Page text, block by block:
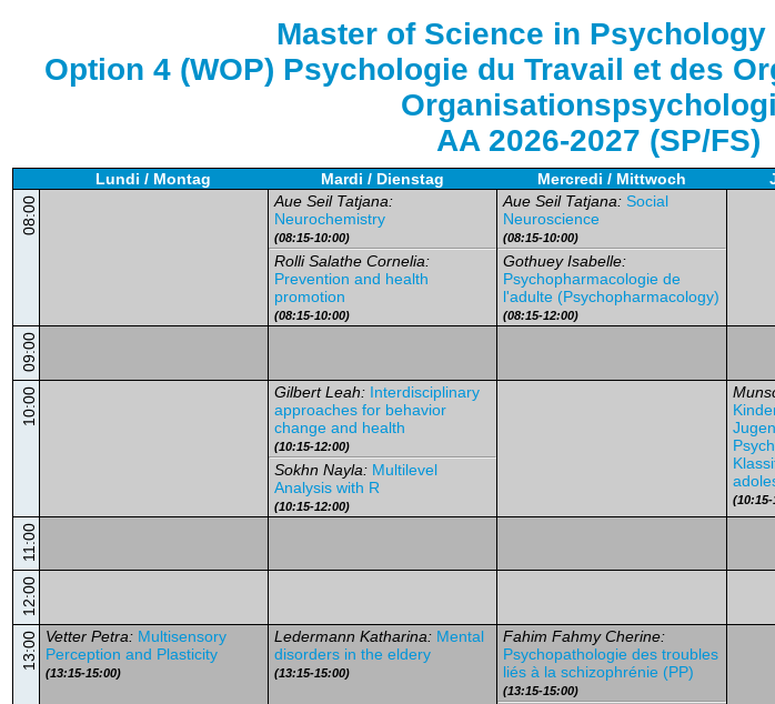
Master of Science in Psychology
Option 4 (WOP) Psychologie du Travail et des
AA 2026-2027 (SP/FS)
Lundi / Montag Mardi / Dienstag Mercredi / Mittwoch
08:00
Aue Seil Tatjana:
Neurochemistry
(08:15-10:00)
Rolli Salathe Cornelia:
Prevention and health
promotion
(08:15-10:00)
Aue Seil Tatjana: Social
Neuroscience
(08:15-10:00)
Gothuey Isabelle:
Psychopharmacologie de
l'adulte (Psychopharmacology)
(08:15-12:00)
09:00
10:00
Gilbert Leah: Interdisciplinary
approaches for behavior
change and health
(10:15-12:00)
Sokhn Nayla: Multilevel
Analysis with R
(10:15-12:00)
11:00
12:00
13:00
Vetter Petra: Multisensory
Perception and Plasticity
(13:15-15:00)
Ledermann Katharina: Mental
disorders in the eldery
(13:15-15:00)
Fahim Fahmy Cherine:
Psychopathologie des troubles
liés à la schizophrénie (PP)
(13:15-15:00)